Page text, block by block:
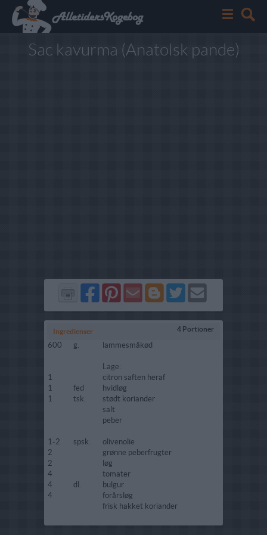
Sac kavurma (Anatolsk pande)
Del
på
Facebook
Del
på
Pinterest
Send
via
GMail
Del
på
Blogger
Del
på
Twitter
Send
Ingredienser 4 Portioner
600 g. lammesmåkød
Lage:
1
citron saften heraf
1
fed
hvidløg
1
tsk.
stødt koriander
salt
peber
1-2 spsk.
olivenolie
2
grønne peberfrugter
2
løg
4
tomater
4
dl.
bulgur
4
forårsløg
frisk hakket koriander